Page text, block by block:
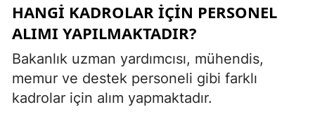
HANGI KADROLAR IÇIN PERSONEL
ALIMI YAPILMAKTADIR?
Bakanlık uzman yardımcısı, mühendis,
memur ve destek personeli gibi farklı
kadrolar için alım yapmaktadır.